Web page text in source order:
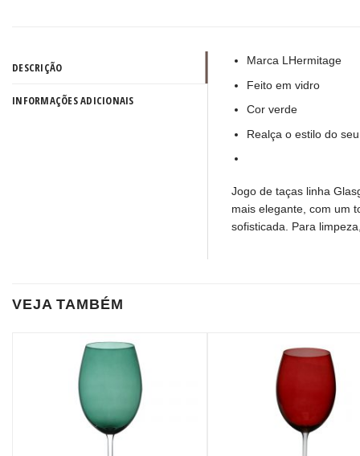
DESCRIÇÃO
INFORMAÇÕES ADICIONAIS
Marca LHermitage
Feito em vidro
Cor verde
Realça o estilo do
Jogo de taças linha
mais elegante, com um
sofisticada. Para
VEJA TAMBÉM